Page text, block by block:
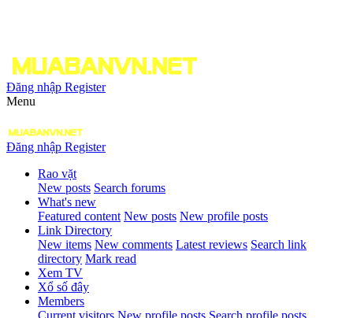
Đăng nhập Register
Menu
Đăng nhập Register
Rao vặt
New posts Search forums
What's new
Featured content New posts New profile posts
Link Directory
New items New comments Latest reviews Search link
directory Mark read
Xem TV
Xổ số đây
Members
Current visitors New profile posts Search profile posts